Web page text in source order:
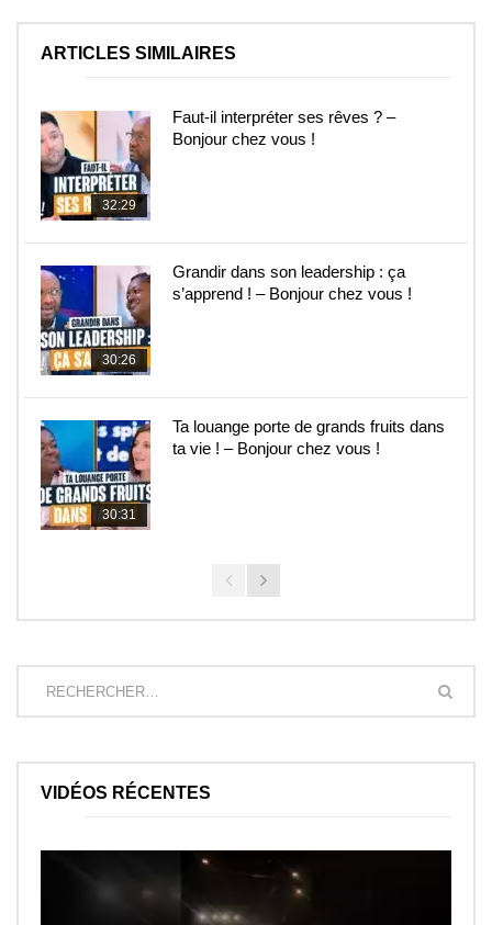
ARTICLES SIMILAIRES
32:29
Faut-il interpréter ses rêves ? –
Bonjour chez vous !
30:26
Grandir dans son leadership : ça
s’apprend ! – Bonjour chez vous !
30:31
Ta louange porte de grands fruits dans
ta vie ! – Bonjour chez vous !
VIDÉOS RÉCENTES